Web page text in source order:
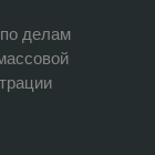
делам